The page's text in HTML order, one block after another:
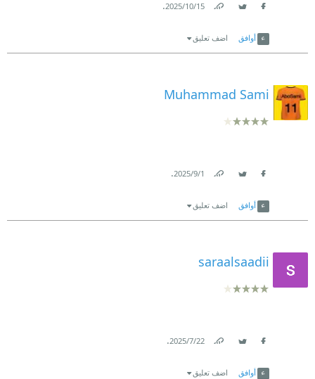
15‏/10‏/2025
.
أوافق اضف تعليق
Muhammad Sami
1‏/9‏/2025
.
أوافق اضف تعليق
saraalsaadii
22‏/7‏/2025
.
أوافق اضف تعليق